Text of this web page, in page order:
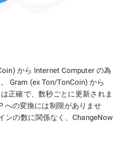
から Internet Computer の為
Gram (ex Ton/TonCoin) から
正確で、数秒ごとに更新されま
への変換には制限がありませ
ンの数に関係なく、ChangeNow